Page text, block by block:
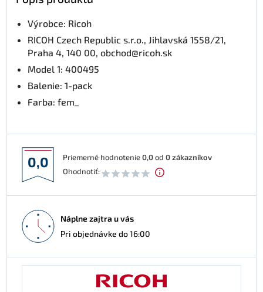
Výrobce: Ricoh
RICOH Czech Republic s.r.o., Jihlavská 1558/21,
Praha 4, 140 00, obchod@ricoh.sk
Model 1: 400495
Balenie: 1-pack
Farba: fem_
0,0 Priemerné hodnotenie0,0od 0zákazníkov
Ohodnotiť:
Náplne zajtra u vás
Pri objednávke do 16:00